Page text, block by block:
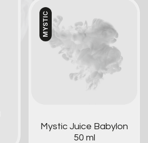
MYSTIC
Mystic Juice Babylon
50 ml
Kontakt oss